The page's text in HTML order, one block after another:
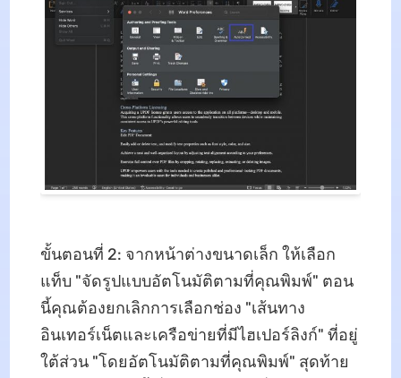
ขั้นตอนที่ 2: จากหน้าต่างขนาดเล็ก ให้เลือก
แท็บ "จัดรูปแบบอัตโนมัติตามที่คุณพิมพ์" ตอน
นี้คุณต้องยกเลิกการเลือกช่อง "เส้นทาง
อินเทอร์เน็ตและเครือข่ายที่มีไฮเปอร์ลิงก์" ที่อยู่
ใต้ส่วน "โดยอัตโนมัติตามที่คุณพิมพ์" สุดท้าย